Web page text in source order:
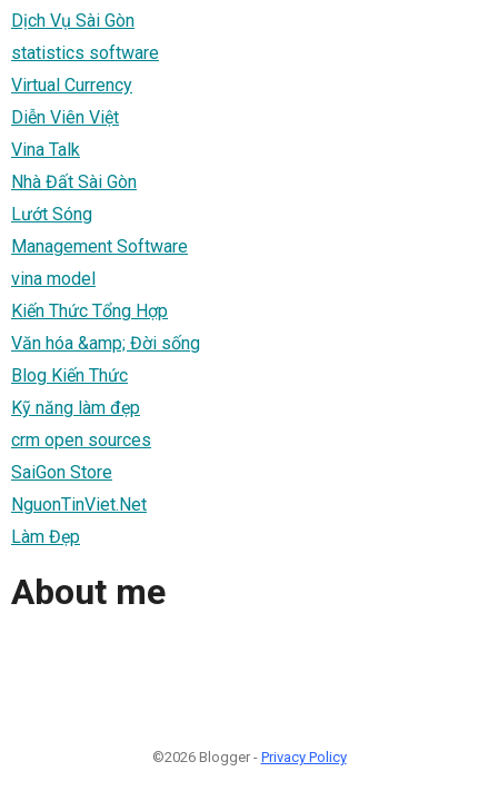
Dịch Vụ Sài Gòn
statistics software
Virtual Currency
Diễn Viên Việt
Vina Talk
Nhà Đất Sài Gòn
Lướt Sóng
Management Software
vina model
Kiến Thức Tổng Hợp
Văn hóa &amp; Đời sống
Blog Kiến Thức
Kỹ năng làm đẹp
crm open sources
SaiGon Store
NguonTinViet.Net
Làm Đẹp
About me
©2026 Blogger - Privacy Policy